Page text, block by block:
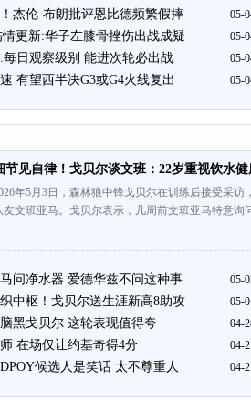
杰伦-布朗批评恩比德频繁假摔 05-
更新:华子左膝骨挫伤出战成疑 05-
日观察级别 能进次轮必出战 05-
有望西半决G3或G4火线复出 05-
节见自律！戈贝尔谈文班：22岁重视饮水健
年5月3日，森林狼中锋戈贝尔在训练后接受采
友文班亚马。戈贝尔表示，几周前文班亚马特意
问净水器 爱德华兹不问这种事 05-
中枢！戈贝尔送生涯新高8助攻 05-
黑戈贝尔 这轮表现值得夸 04-
在场仅让约基奇得4分 04-
候选人是笑话 太不尊重人 04-